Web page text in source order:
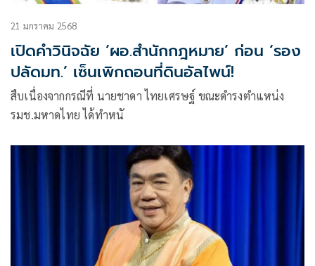
21 มกราคม 2568
เปิดคำวินิจฉัย ‘ผอ.สำนักกฎหมาย’ ก่อน ‘รอง
ปลัดมท.’ เซ็นเพิกถอนที่ดินอัลไพน์!
สืบเนื่องจากกรณีที่ นายชาดา ไทยเศรษฐ์ ขณะดำรงตำแหน่ง
รมช.มหาดไทย ได้ทำหนั